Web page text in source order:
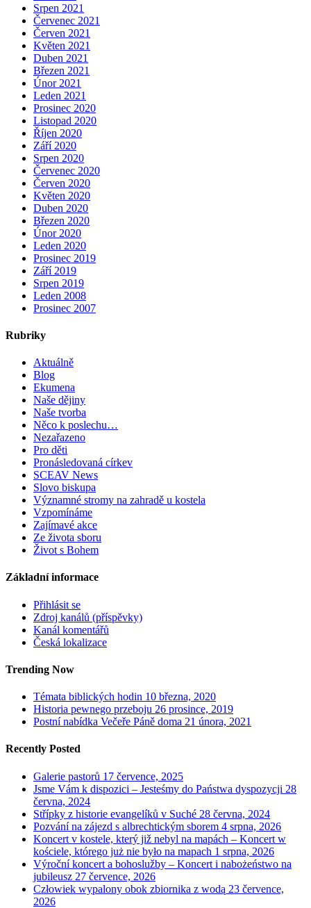
Srpen 2021
Červenec 2021
Červen 2021
Květen 2021
Duben 2021
Březen 2021
Únor 2021
Leden 2021
Prosinec 2020
Listopad 2020
Říjen 2020
Září 2020
Srpen 2020
Červenec 2020
Červen 2020
Květen 2020
Duben 2020
Březen 2020
Únor 2020
Leden 2020
Prosinec 2019
Září 2019
Srpen 2019
Leden 2008
Prosinec 2007
Rubriky
Aktuálně
Blog
Ekumena
Naše dějiny
Naše tvorba
Něco k poslechu…
Nezařazeno
Pro děti
Pronásledovaná církev
SCEAV News
Slovo biskupa
Významné stromy na zahradě u kostela
Vzpomínáme
Zajímavé akce
Ze života sboru
Život s Bohem
Základní informace
Přihlásit se
Zdroj kanálů (příspěvky)
Kanál komentářů
Česká lokalizace
Trending Now
Témata biblických hodin 10 března, 2020
Historia pewnego przeboju 26 prosince, 2019
Postní nabídka Večeře Páně doma 21 února, 2021
Recently Posted
Galerie pastorů 17 července, 2025
Jsme Vám k dispozici – Jesteśmy do Państwa dyspozycji 28
června, 2024
Střípky z historie evangelíků v Suché 28 června, 2024
Pozvání na zájezd s albrechtickým sborem 4 srpna, 2026
Koncert v kostele, který již nebyl na mapách – Koncert w
kościele, którego już nie było na mapach 1 srpna, 2026
Výroční koncert a bohoslužby – Koncert i nabożeństwo na
jubileusz 27 července, 2026
Człowiek wypalony obok zbiornika z wodą 23 července,
2026